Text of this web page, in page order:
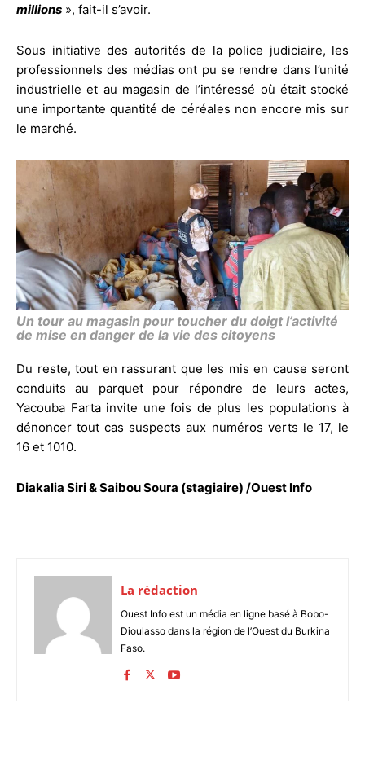
millions », fait-il s’avoir.
Sous initiative des autorités de la police judiciaire, les
professionnels des médias ont pu se rendre dans l’unité
industrielle et au magasin de l’intéressé où était stocké
une importante quantité de céréales non encore mis sur
le marché.
Un tour au magasin pour toucher du doigt l’activité
de mise en danger de la vie des citoyens
Du reste, tout en rassurant que les mis en cause seront
conduits au parquet pour répondre de leurs actes,
Yacouba Farta invite une fois de plus les populations à
dénoncer tout cas suspects aux numéros verts le 17, le
16 et 1010.
Diakalia Siri & Saibou Soura (stagiaire) /Ouest Info
La rédaction
Ouest Info est un média en ligne basé à Bobo-
Dioulasso dans la région de l’Ouest du Burkina
Faso.